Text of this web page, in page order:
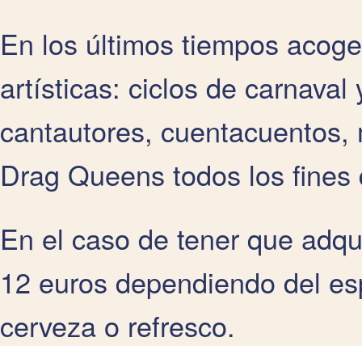
En los últimos tiempos
artísticas: ciclos de
cantautores,
Drag Queens todos los
En el caso de tener que
12 euros dependiendo del
cerveza o refresco.